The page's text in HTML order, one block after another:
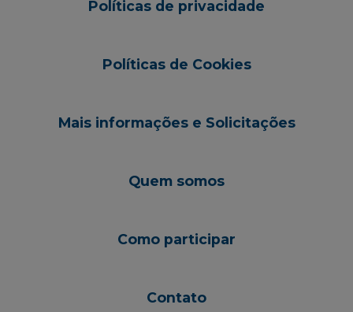
Políticas de privacidade
Políticas de Cookies
Mais informações e Solicitações
Quem somos
Como participar
Contato